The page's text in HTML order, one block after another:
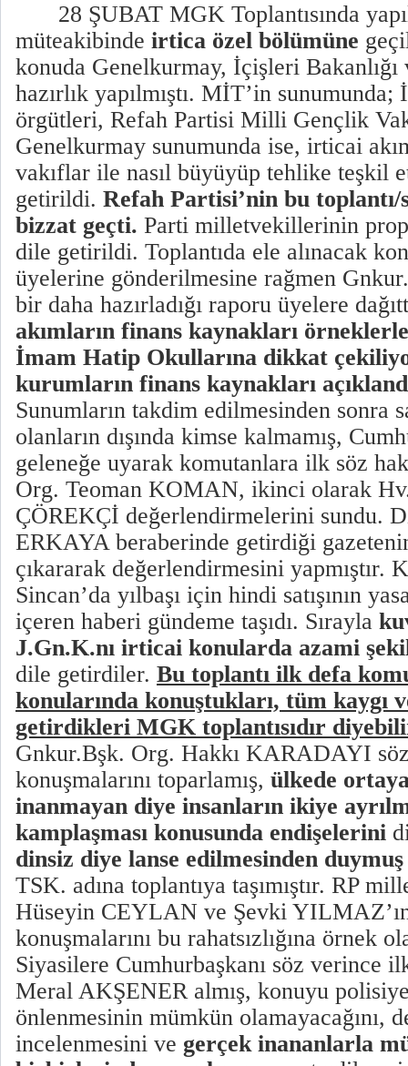
28 ŞUBAT MGK Toplantısında
müteakibinde irtica özel bölümüne
konuda Genelkurmay, İçişleri
hazırlık yapılmıştı. MİT’in
örgütleri, Refah Partisi Milli Gençlik
Genelkurmay sunumunda ise, irticai
vakıflar ile nasıl büyüyüp tehlike teşkil
getirildi. Refah Partisi’nin bu toplantı/
bizzat geçti. Parti milletvekillerinin
dile getirildi. Toplantıda ele alınacak
üyelerine gönderilmesine rağmen
bir daha hazırladığı raporu üyelere
akımların finans kaynakları
İmam Hatip Okullarına dikkat
kurumların finans kaynakları
Sunumların takdim edilmesinden sonra
olanların dışında kimse kalmamış,
geleneğe uyarak komutanlara ilk söz
Org. Teoman KOMAN, ikinci olarak
ÇÖREKÇİ değerlendirmelerini sundu.
ERKAYA beraberinde getirdiği
çıkararak değerlendirmesini yapmıştır.
Sincan’da yılbaşı için hindi satışının
içeren haberi gündeme taşıdı. Sırayla
J.Gn.K.nı irticai konularda azami
dile getirdiler. Bu toplantı ilk defa
konularında konuştukları, tüm kaygı
getirdikleri MGK toplantısıdır
Gnkur.Bşk. Org. Hakkı KARADAYI söz
konuşmalarını toparlamış, ülkede
inanmayan diye insanların ikiye
kamplaşması konusunda endişelerini
dinsiz diye lanse edilmesinden duymuş
TSK. adına toplantıya taşımıştır. RP
Hüseyin CEYLAN ve Şevki
konuşmalarını bu rahatsızlığına örnek
Siyasilere Cumhurbaşkanı söz verince
Meral AKŞENER almış, konuyu
önlenmesinin mümkün olamayacağını,
incelenmesini ve gerçek inananlarla